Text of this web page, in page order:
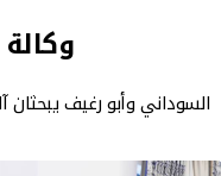
السوداني وأبو رغيف